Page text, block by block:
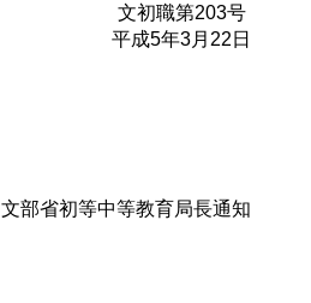
文初職第203号
平成5年3月22日
文部省初等中等教育局長通知